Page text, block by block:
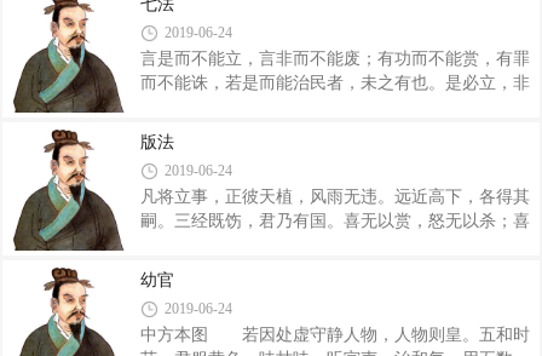
浅；失于小人，其为祸深；是故国有德义未明于朝而
不贵者霸，不自以为所贵，则君道也。贵而不过度，
则臣道也。 地政 地者，政之本也。朝者，义
之理也。市者，货之准也。黄金者，用之量也。诸侯
之地，千乘之国者，器之制也。五者其理可知也，为
均和调，则政不可正也；政不正，则事不可理
也。 阴阳 春秋冬夏，阴阳之推移也。时之短
长，阴
2019-06-24
言是而不能立，言非而不能废；有功而不能赏，有罪
而不能诛，若是而能治民者，未之有也。是必立，非
何也？曰：形势器械未具，犹之不治也。形势器械具
四者备，治矣。不能治其民，而能?櫰浔撸粗幸病
Ｄ苤纹涿褚樱幻饔谖讨豢伞２荒�?櫰浔
鼙厥さ泄撸粗幸玻荒�?櫰浔幻饔谑さ泄
恚讨皇ひ病１槐厥さ泄苷煜抡撸粗幸病
衅鳎惺さ泄欣怼Ｕ煜掠蟹郑涸颉⑾蟆
⒎ā⒒�
版法
2019-06-24
凡将立事，正彼天植，风雨无违。远近高下，各得其
嗣。三经既饬，君乃有国。喜无以赏，怒无以杀；喜
外。外之有徒，祸乃始牙。众之所忿，置不能图。举
所美，必观其所终。废所恶，必计其所穷。庆勉敦敬
以显之，富禄有功以劝之，爵贵有名以休之。兼爱无
遗，是谓君心。必先顺教，万民乡风。旦暮利之，众
幼官
2019-06-24
中方本图 若因处虚守静人物，人物则皇。五和时